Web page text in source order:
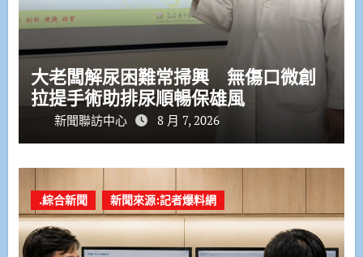
大老闆解尿困難常掃興 無傷口微創
拉提手術助排尿順暢保雄風
新聞聯訪中心 8 月 7, 2026
.綜合新聞 新聞來源:記者爆料網